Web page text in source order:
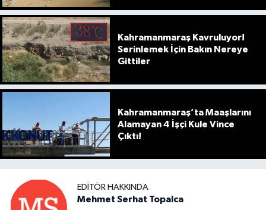
Kahramanmaraş Kavruluyor!
Serinlemek İçin Bakın Nereye
Gittiler
Kahramanmaraş’ta Maaşlarını
Alamayan 4 İşçi Kule Vince
Çıktı!
EDITÖR HAKKINDA
Mehmet Serhat Topalca